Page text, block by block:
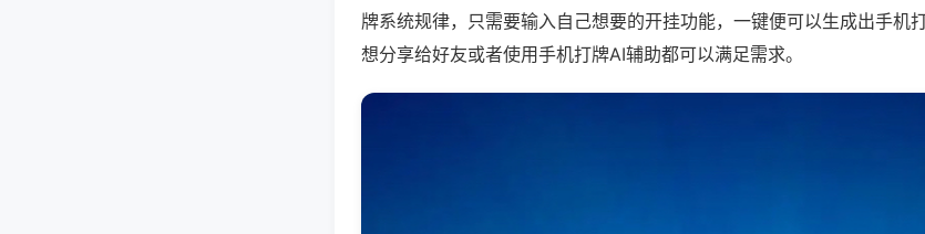
牌系统规律，只需要输入自己想要的开挂功能，一键便可以生成出手机
想分享给好友或者使用手机打牌AI辅助都可以满足需求。